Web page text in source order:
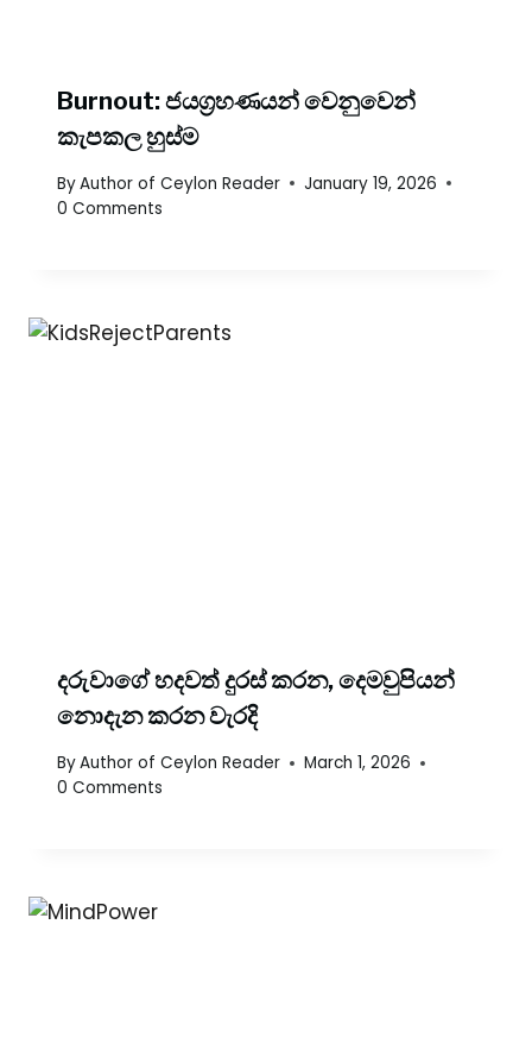
Burnout: ජයග්‍රහණයන් වෙනුවෙන්
කැපකල හුස්ම
ByAuthor of Ceylon Reader
January 19, 2026
0 Comments
දරුවාගේ හදවත් දුරස් කරන, දෙමවුපියන්
නොදැන කරන වැරදි
ByAuthor of Ceylon Reader
March 1, 2026
0 Comments